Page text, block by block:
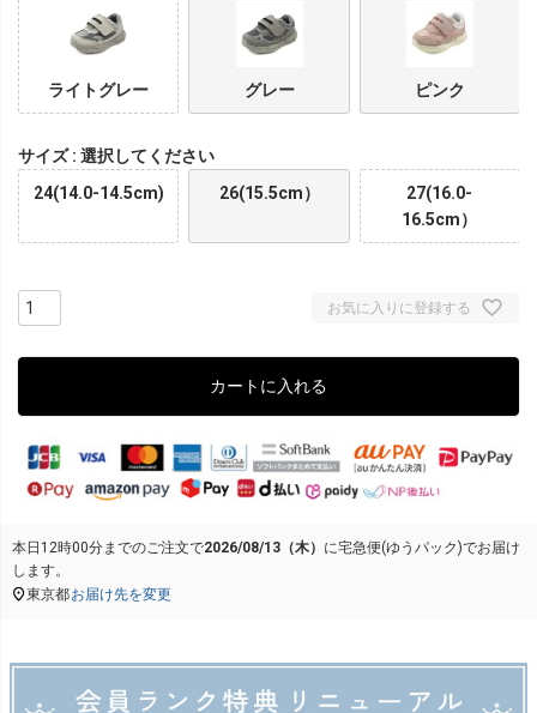
ライトグレー グレー ピンク
サイズ
選択してください
24(14.0-14.5cm)
26(15.5cm）
27(16.0-
16.5cm）
お気に入りに登録する
カートに入れる
本日 12時00分までのご注文で2026/08/13（木） に宅急便(ゆうパック)でお届け
します。
東京都お届け先を変更